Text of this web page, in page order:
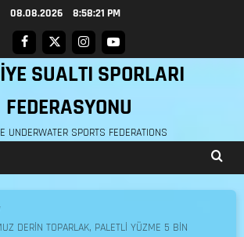
08.08.2026 8:58:22 PM
SUALTI SPORLARI
FEDERASYONU
UNDERWATER SPORTS FEDERATIONS
DERİN TOPARLAK, PALETLİ YÜZME 5 BİN